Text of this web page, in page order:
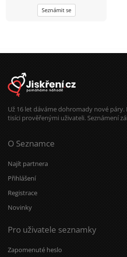
Seznámit se
Už 16 let dáváme dohromady nové
tisíci prověřenými uživateli. Seznámení
O Seznamce
Najít partnera
Přihlášení
Registrace
Novinky
Pro uživatele seznamky
Zapomenuté heslo